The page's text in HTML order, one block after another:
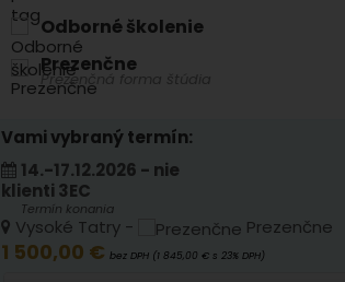
Odborné školenie
Prezenčne
Prezenčná forma štúdia
Vami vybraný termín:
14.-17.12.2026 - nie
klienti 3EC
Termín konania
Vysoké Tatry - Prezenčne
1 500,00 €bez DPH (1 845,00 € s 23% DPH)